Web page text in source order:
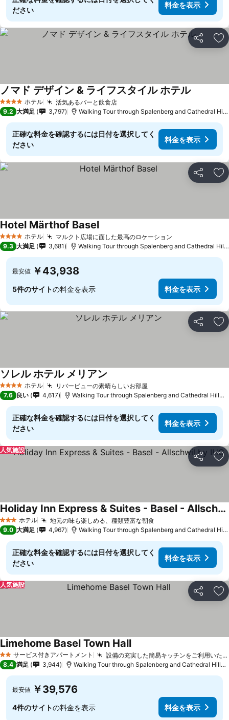
ださい
料金を表示
シェア お
4 ホテルのランク
ホテル 活気あるバーと飲食店
ノマド デザイン & ライフスタイル ホテル
9.2 大満足 3,797 Walking Tour through Spalenberg and Cathedral Hillまで1.1 km
正確な料金を確認するには日付を選択してく
ださい
料金を表示
シェア お
4 ホテルのランク
ホテル マルクト広場に面した最高のロケーション
Hotel Märthof Basel
9.3 大満足 3,681 Walking Tour through Spalenberg and Cathedral Hillまで0.2 km
最安値 ￥43,938
5件のサイトの料金を表示 料金を表示
シェア お
4 ホテルのランク
ホテル リバービューの素晴らしいお部屋
ソレル ホテル メリアン
7.6 良い 4,617 Walking Tour through Spalenberg and Cathedral Hillまで0.3 km
正確な料金を確認するには日付を選択してく
ださい
料金を表示
シェア お
人気施設
3 ホテルのランク
ホテル 地元の味も楽しめる、種類豊富な朝食
Holiday Inn Express & Suites - Basel - Allschwil by IHG
9.0 大満足 4,967 Walking Tour through Spalenberg and Cathedral Hillまで2.5 km
正確な料金を確認するには日付を選択してく
ださい
料金を表示
シェア お
人気施設
2 ホテルのランク
サービス付きアパートメント 設備の充実した簡易キッチンをご利用いただけます
Limehome Basel Town Hall
8.4 満足 3,944 Walking Tour through Spalenberg and Cathedral Hillまで0.4 km
最安値 ￥39,576
4件のサイトの料金を表示 料金を表示